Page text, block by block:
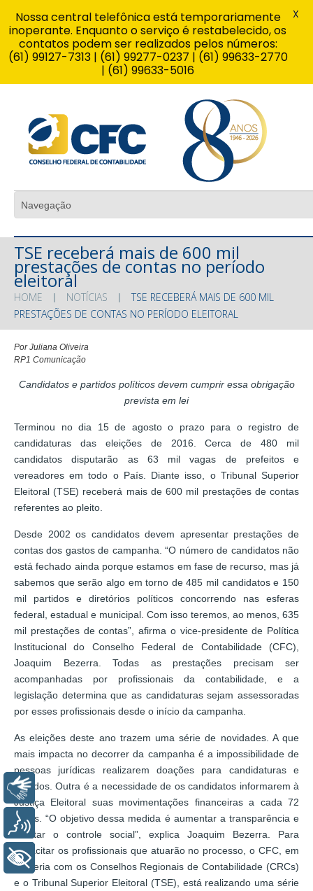
TSE receberá mais de 600 mil
prestações de contas no período
eleitoral
HOME NOTÍCIAS
TSE RECEBERÁ MAIS DE 600 MIL
PRESTAÇÕES DE CONTAS NO PERÍODO ELEITORAL
Por Juliana Oliveira
RP1 Comunicação
Candidatos e partidos políticos devem cumprir essa obrigação
prevista em lei
Terminou no dia 15 de agosto o prazo para o registro de
candidaturas das eleições de 2016. Cerca de 480 mil
candidatos disputarão as 63 mil vagas de prefeitos e
vereadores em todo o País. Diante isso, o Tribunal Superior
Eleitoral (TSE) receberá mais de 600 mil prestações de contas
referentes ao pleito.
Desde 2002 os candidatos devem apresentar prestações de
contas dos gastos de campanha. “O número de candidatos não
está fechado ainda porque estamos em fase de recurso, mas já
sabemos que serão algo em torno de 485 mil candidatos e 150
mil partidos e diretórios políticos concorrendo nas esferas
federal, estadual e municipal. Com isso teremos, ao menos, 635
mil prestações de contas”, afirma o vice-presidente de Política
Institucional do Conselho Federal de Contabilidade (CFC),
Joaquim Bezerra. Todas as prestações precisam ser
acompanhadas por profissionais da contabilidade, e a
legislação determina que as candidaturas sejam assessoradas
por esses profissionais desde o início da campanha.
As eleições deste ano trazem uma série de novidades. A que
mais impacta no decorrer da campanha é a impossibilidade de
pessoas jurídicas realizarem doações para candidaturas e
partidos. Outra é a necessidade de os candidatos informarem à
Justiça Eleitoral suas movimentações financeiras a cada 72
horas. “O objetivo dessa medida é aumentar a transparência e
facilitar o controle social”, explica Joaquim Bezerra. Para
capacitar os profissionais que atuarão no processo, o CFC, em
parceria com os Conselhos Regionais de Contabilidade (CRCs)
e o Tribunal Superior Eleitoral (TSE), está realizando uma série
Nossa central telefônica está temporariamente
inoperante. Enquanto o serviço é restabelecido, os
contatos podem ser realizados pelos números:
(61) 99127-7313 | (61) 99277-0237 | (61) 99633-2770
| (61) 99633-5016
X
Libras
Voz
+ Acessibilidade